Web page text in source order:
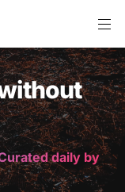
daily by